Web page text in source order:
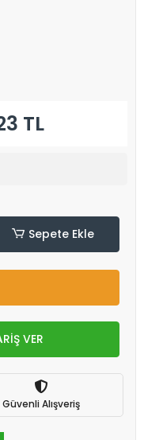
TL
Sepete Ekle
VER
Güvenli Alışveriş